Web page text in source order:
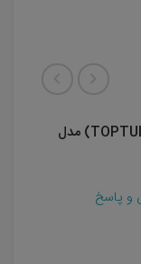
پیچ گوشتی چهار سو PH2*250 تاپ تول (TOPTUL) مدل
پاسخ